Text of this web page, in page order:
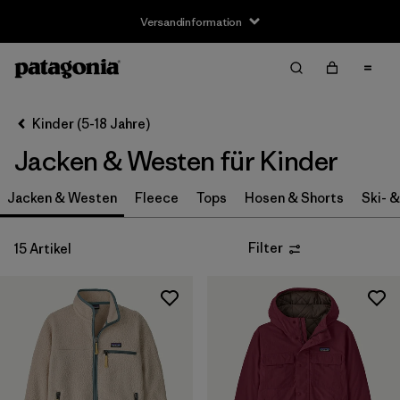
Versandinformation
Filter by
Größe
S (14)
M (15)
XL (14)
XXL
Kinder (5-18 Jahre)
Jacken & Westen für Kinder
Jacken & Westen Fleece Tops Hosen & Shorts Ski-
15 Artikel Filter